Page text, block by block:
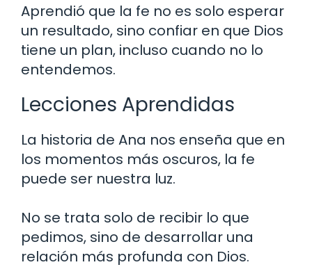
Aprendió que la fe no es solo esperar
un resultado, sino confiar en que Dios
tiene un plan, incluso cuando no lo
entendemos.
Lecciones Aprendidas
La historia de Ana nos enseña que en
los momentos más oscuros, la fe
puede ser nuestra luz.
No se trata solo de recibir lo que
pedimos, sino de desarrollar una
relación más profunda con Dios.